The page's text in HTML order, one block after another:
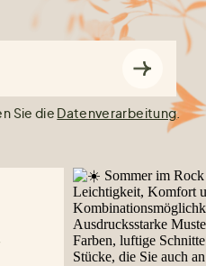
Sie die Datenverarbeitung.